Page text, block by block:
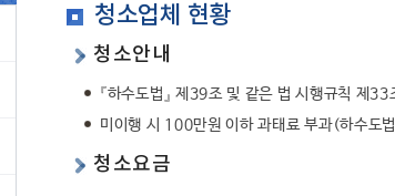
청소업체 현황
청소안내
『하수도법』 제39조 및 같은 법 시행규칙 제
미이행 시 100만원 이하 과태료 부과(하수도
청소요금